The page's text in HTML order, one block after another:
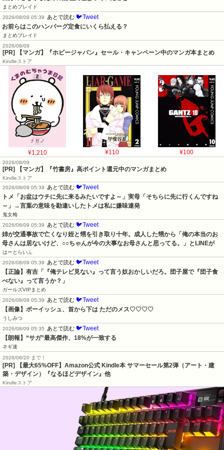
まとめブレイド
2026/08/09 05:39
あとで読む 🐦Tweet
お前らはこのハンバーグ定食にいくら払える？
まとめブレイド
2026/08/09
[PR] 【マンガ】『ホビージャパン』セール・キャンペーン中のマンガ本まとめ
Kindleストア
¥1,210 ¥110 ¥100
2026/08/09
[PR] 【マンガ】『竹書房』高ポイント還元中のマンガまとめ
Kindleストア
2026/08/09 05:39
あとで読む 🐦Tweet
トメ「お盆はウチに先に来るみたいですよ～」実母「そちらに先に行くんですね
～」→言葉の意味を勘違いしたトメは私に嫌味連発
鬼女梅
2026/08/09 05:39
あとで読む 🐦Tweet
姉が交通事故で亡くなり姪と甥を引き取り十年。成人した甥から「俺の本当のお
母さんは居ないけど、○○ちゃんが今の大事なお母さんと思ってる。」とLINEが
はーとらいふ
2026/08/09 05:39
あとで読む 🐦Tweet
【正論】有吉「『俺テレビ見ない』って言う奴おかしいだろ。団子屋で『団子食
べない』って言うか？」
ガールズVIPまとめ
2026/08/09 05:39
あとで読む 🐦Tweet
【画像】ボーイッシュ、首から下は ただのメス♡♡♡♡
うしみつ
2026/08/09 05:35
あとで読む 🐦Tweet
【朗報】“サガ”最高傑作、18%が一致する
ネギ速
2026/08/20 まで！
[PR]
【最大65%OFF】Amazon公式 Kindle本 サマーセール第2弾（アート・建
築・デザイン）『なるほどデザイン』他
Kindleストア